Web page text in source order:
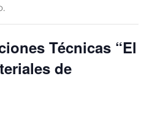
Técnicas “El
de